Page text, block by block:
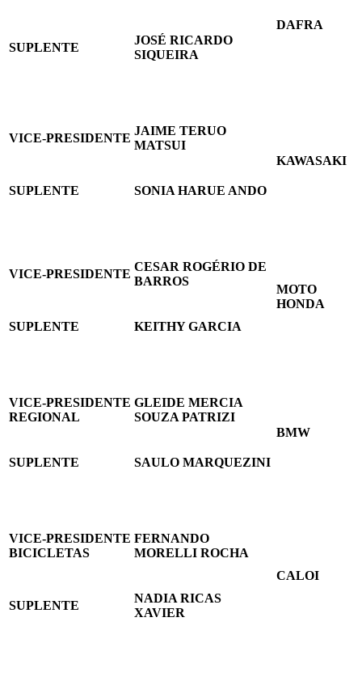
DAFRA
SUPLENTE
JOSÉ RICARDO
SIQUEIRA
VICE-PRESIDENTE
JAIME TERUO
MATSUI
KAWASAKI
SUPLENTE SONIA HARUE ANDO
VICE-PRESIDENTE
CESAR ROGÉRIO DE
BARROS
MOTO
HONDA
SUPLENTE
KEITHY GARCIA
VICE-PRESIDENTE
REGIONAL
GLEIDE MERCIA
SOUZA PATRIZI
BMW
SUPLENTE SAULO MARQUEZINI
VICE-PRESIDENTE
BICICLETAS
FERNANDO
MORELLI ROCHA
CALOI
SUPLENTE
NADIA RICAS
XAVIER